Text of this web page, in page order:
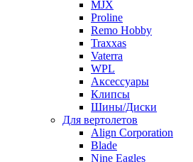
MJX
Proline
Remo Hobby
Traxxas
Vaterra
WPL
Аксессуары
Клипсы
Шины/Диски
Для вертолетов
Align Corporation
Blade
Nine Eagles